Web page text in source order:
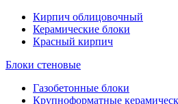
Кирпич облицовочный
Керамические блоки
Красный кирпич
Блоки стеновые
Газобетонные блоки
Крупноформатные